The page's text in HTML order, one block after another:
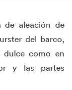
de aleación de
del barco,
dulce como en
y las partes